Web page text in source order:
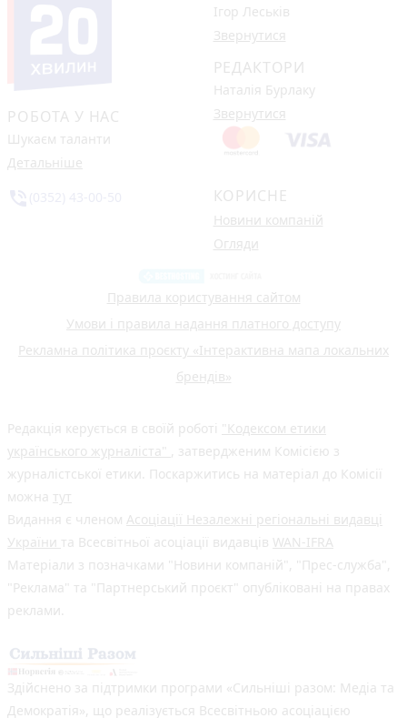
РОБОТА У НАС
Шукаєм таланти
Детальніше
Ігор Леськів
Звернутися
РЕДАКТОРИ
Наталія Бурлаку
Звернутися
КОРИСНЕ
Новини компаній
Огляди
Правила користування сайтом
Умови і правила надання платного доступу
Рекламна політика проєкту «Інтерактивна мапа локальних
брендів»
Редакція керується в своїй роботі "Кодексом етики
українського журналіста"
, затвердженим Комісією з
журналістської етики. Поскаржитись на матеріал до Комісії
можна тут
Видання є членом Асоціації Незалежні регіональні видавці
України та Всесвітньої асоціації видавців WAN-IFRA
Матеріали з позначками "Новини компаній", "Прес-служба",
"Реклама" та "Партнерський проєкт" опубліковані на правах
реклами.
Здійснено за підтримки програми «Сильніші разом: Медіа та
Демократія», що реалізується Всесвітньою асоціацією